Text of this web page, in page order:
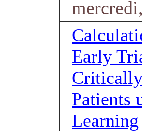
Early
Patients
Learning